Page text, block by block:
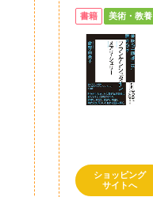
書籍 美術・教養
ショッピング
サイトへ